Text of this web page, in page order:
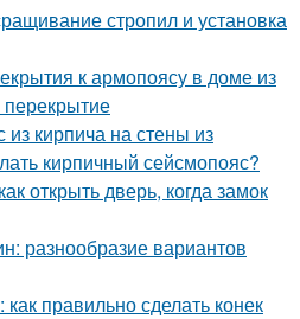
стропил и установка
к армопоясу в доме из
из кирпича на стены из
кирпичный сейсмопояс?
открыть дверь, когда замок
разнообразие вариантов
правильно сделать конек